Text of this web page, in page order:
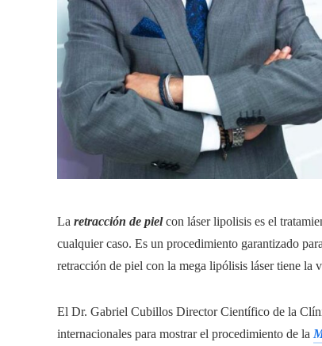
La retracción de pielcon láser lipolisis es el
cualquier caso. Es un procedimiento garantizado
retracción de piel con la mega lipólisis láser tiene la
El Dr. Gabriel Cubillos Director Científico de la
internacionales para mostrar el procedimiento de la